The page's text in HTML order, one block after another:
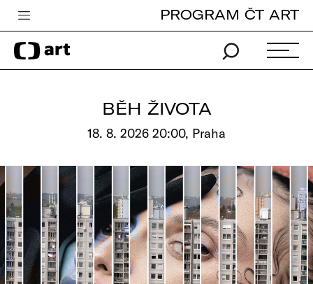
Česká televize
Zpravodajství
Pro děti
edu
Vše o ČT
PROGRAM ČT ART
BĚH ŽIVOTA
18. 8. 2026 20:00, Praha